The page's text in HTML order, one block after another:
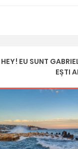
HEY! EU SUNT
EȘTI